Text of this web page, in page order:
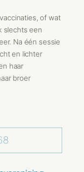
of wat
slechts een
Na één sessie
en lichter
haar
broer